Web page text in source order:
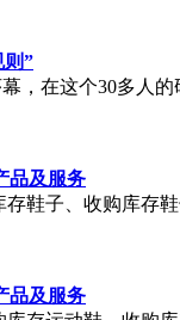
则”
，在这个30多人
品及服务
存鞋子 、收购库存
品及服务